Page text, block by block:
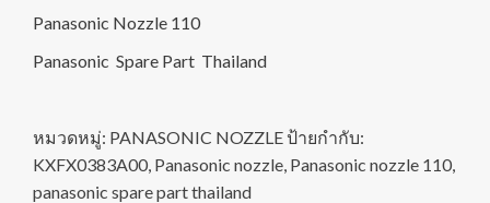
Panasonic Nozzle 110
Panasonic Spare Part Thailand
หมวดหมู่: PANASONIC NOZZLEป้ายกำกับ:
KXFX0383A00, Panasonic nozzle, Panasonic nozzle 110,
panasonic spare part thailand